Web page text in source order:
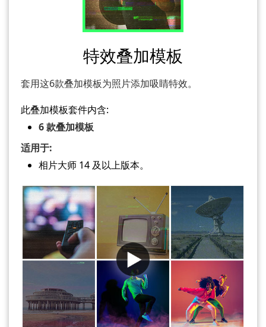
特效叠加模板
套用这6款叠加模板为照片添加吸睛特效。
此叠加模板套件内含:
6 款叠加模板
适用于:
相片大师 14 及以上版本。